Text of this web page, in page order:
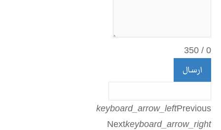
0
/
350
ارسال
keyboard_arrow_leftPrevious
Nextkeyboard_arrow_right